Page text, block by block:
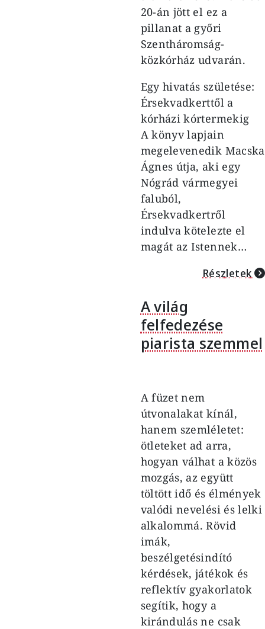
20-án jött el ez a
pillanat a győri
Szentháromság-
közkórház udvarán.
Egy hivatás születése:
Érsekvadkerttől a
kórházi kórtermekig
A könyv lapjain
megelevenedik Macska
Ágnes útja, aki egy
Nógrád vármegyei
faluból,
Érsekvadkertről
indulva kötelezte el
magát az Istennek…
Részletek
A világ
felfedezése
piarista szemmel
A füzet nem
útvonalakat kínál,
hanem szemléletet:
ötleteket ad arra,
hogyan válhat a közös
mozgás, az együtt
töltött idő és élmények
valódi nevelési és lelki
alkalommá. Rövid
imák,
beszélgetésindító
kérdések, játékok és
reflektív gyakorlatok
segítik, hogy a
kirándulás ne csak